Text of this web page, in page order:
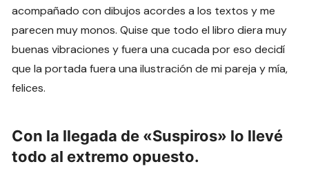
acompañado con dibujos acordes a los textos y me
parecen muy monos. Quise que todo el libro diera muy
buenas vibraciones y fuera una cucada por eso decidí
que la portada fuera una ilustración de mi pareja y mía,
felices.
Con la llegada de «Suspiros» lo llevé
todo al extremo opuesto.